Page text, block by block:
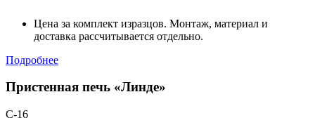
Цена за комплект изразцов. Монтаж, материал и
доставка рассчитывается отдельно.
Подробнее
Пристенная печь «Линде»
С-16